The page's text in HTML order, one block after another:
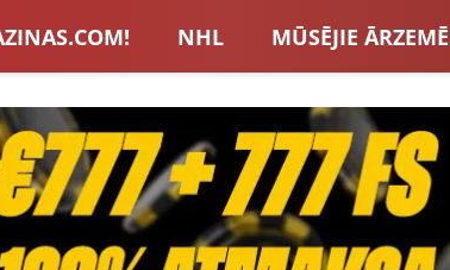
NHL MŪSĒJIE
EIROPA LVBET BONUSI
BLOGI INTERVIJAS
BONUSI VISAS ZIŅAS